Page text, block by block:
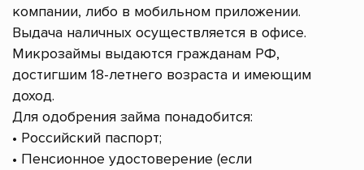
компании, либо в мобильном приложении.
Выдача наличных осуществляется в офисе.
Микрозаймы выдаются гражданам РФ,
достигшим 18-летнего возраста и имеющим
доход.
Для одобрения займа понадобится:
• Российский паспорт;
• Пенсионное удостоверение (если